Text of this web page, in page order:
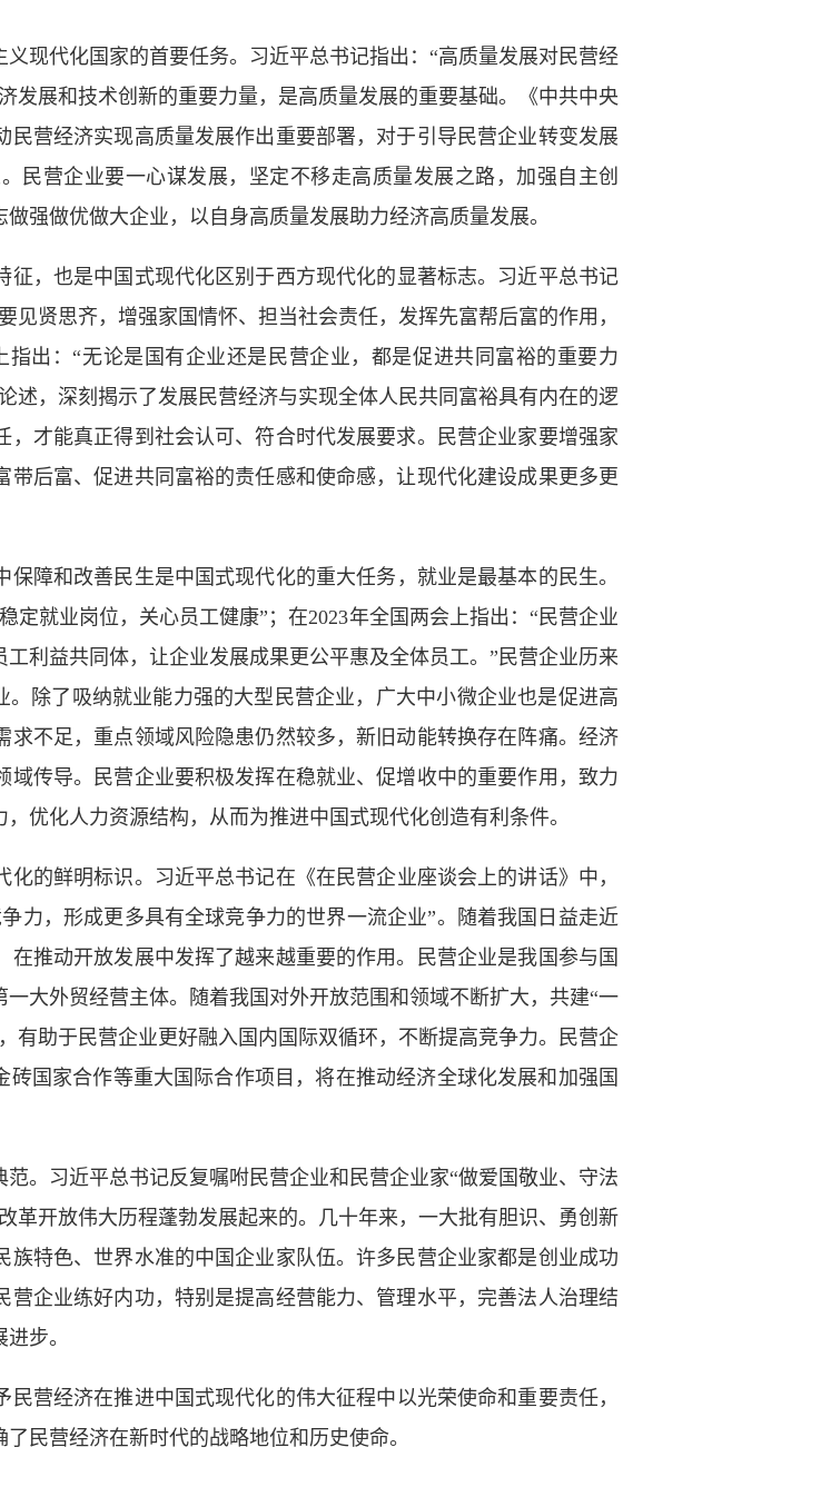
现代化国家的首要任务。习近平总书记指出：“高质量发展对民营经
发展和技术创新的重要力量，是高质量发展的重要基础。《中共中央
营经济实现高质量发展作出重要部署，对于引导民营企业转变发展
民营企业要一心谋发展，坚定不移走高质量发展之路，加强自主创
强做优做大企业，以自身高质量发展助力经济高质量发展。
，也是中国式现代化区别于西方现代化的显著标志。习近平总书记
见贤思齐，增强家国情怀、担当社会责任，发挥先富帮后富的作用，
出：“无论是国有企业还是民营企业，都是促进共同富裕的重要力
述，深刻揭示了发展民营经济与实现全体人民共同富裕具有内在的逻
才能真正得到社会认可、符合时代发展要求。民营企业家要增强家
后富、促进共同富裕的责任感和使命感，让现代化建设成果更多更
障和改善民生是中国式现代化的重大任务，就业是最基本的民生。
定就业岗位，关心员工健康”；在2023年全国两会上指出：“民营企业
利益共同体，让企业发展成果更公平惠及全体员工。”民营企业历来
除了吸纳就业能力强的大型民营企业，广大中小微企业也是促进高
不足，重点领域风险隐患仍然较多，新旧动能转换存在阵痛。经济
传导。民营企业要积极发挥在稳就业、促增收中的重要作用，致力
优化人力资源结构，从而为推进中国式现代化创造有利条件。
的鲜明标识。习近平总书记在《在民营企业座谈会上的讲话》中，
力，形成更多具有全球竞争力的世界一流企业”。随着我国日益走近
推动开放发展中发挥了越来越重要的作用。民营企业是我国参与国
大外贸经营主体。随着我国对外开放范围和领域不断扩大，共建“一
有助于民营企业更好融入国内国际双循环，不断提高竞争力。民营企
国家合作等重大国际合作项目，将在推动经济全球化发展和加强国
。习近平总书记反复嘱咐民营企业和民营企业家“做爱国敬业、守法
革开放伟大历程蓬勃发展起来的。几十年来，一大批有胆识、勇创新
特色、世界水准的中国企业家队伍。许多民营企业家都是创业成功
企业练好内功，特别是提高经营能力、管理水平，完善法人治理结
步。
营经济在推进中国式现代化的伟大征程中以光荣使命和重要责任，
民营经济在新时代的战略地位和历史使命。